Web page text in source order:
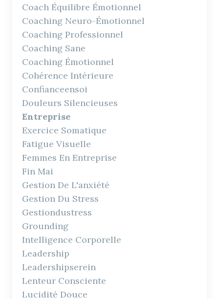
Coach Équilibre Émotionnel
Coaching Neuro-Émotionnel
Coaching Professionnel
Coaching Sane
Coaching Émotionnel
Cohérence Intérieure
Confianceensoi
Douleurs Silencieuses
Entreprise
Exercice Somatique
Fatigue Visuelle
Femmes En Entreprise
Fin Mai
Gestion De L'anxiété
Gestion Du Stress
Gestiondustress
Grounding
Intelligence Corporelle
Leadership
Leadershipserein
Lenteur Consciente
Lucidité Douce